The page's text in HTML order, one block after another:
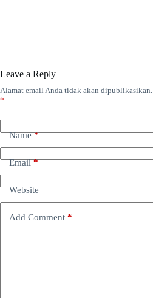
Leave a Reply
Alamat email Anda tidak akan dipublikasikan.
*
Name*
Email*
Website
Add Comment *